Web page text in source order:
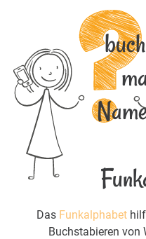
Das Funkalphabet
Buchstabieren von